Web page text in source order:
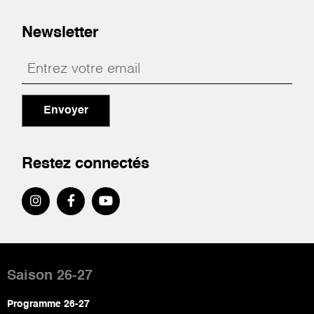
Newsletter
Envoyer
Restez connectés
de
page
Saison 26-27
Programme 26-27